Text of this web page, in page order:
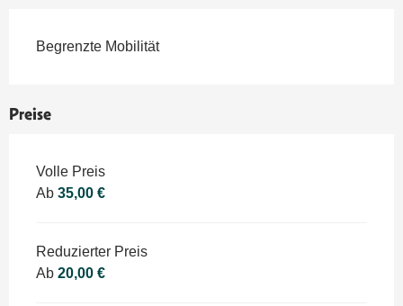
Begrenzte Mobilität
Preise
Preise 2026
Volle Preis
Ab 35,00 €
Reduzierter Preis
Ab 20,00 €